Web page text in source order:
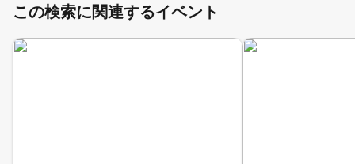
この検索に関連するイベント